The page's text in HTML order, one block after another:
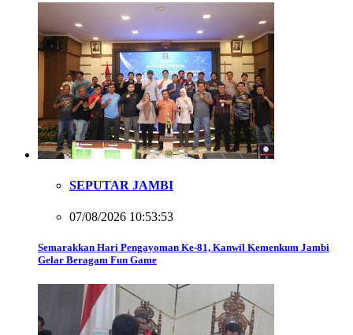
SEPUTAR JAMBI
07/08/2026 10:53:53
Semarakkan Hari Pengayoman Ke-81, Kanwil Kemenkum Jambi
Gelar Beragam Fun Game